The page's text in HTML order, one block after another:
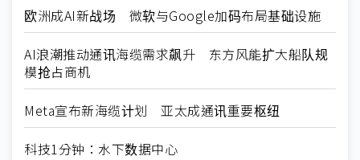
欧洲成AI新战场 微软与Google加码布局基础设施
AI浪潮推动通讯海缆需求飙升 东方风能扩大船队规
模抢占商机
Meta宣布新海缆计划 亚太成通讯重要枢纽
科技1分钟：水下数据中心